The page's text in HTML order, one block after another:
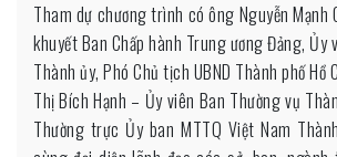
ứng
trào
“Toàn
Tham dự chương trình có ông Nguyễn Mạnh
khuyết Ban Chấp hành Trung ương Đảng, Ủy
Thành ủy, Phó Chủ tịch UBND Thành phố Hồ
Thị Bích Hạnh – Ủy viên Ban Thường vụ
Thường trực Ủy ban MTTQ Việt Nam